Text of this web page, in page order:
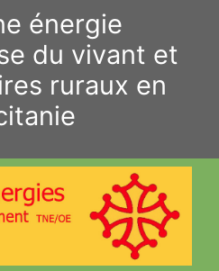
énergie
du vivant et
ruraux en